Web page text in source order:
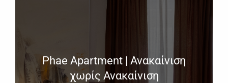
Phae Apartment | Ανακαίνιση
χωρίς Ανακαίνιση